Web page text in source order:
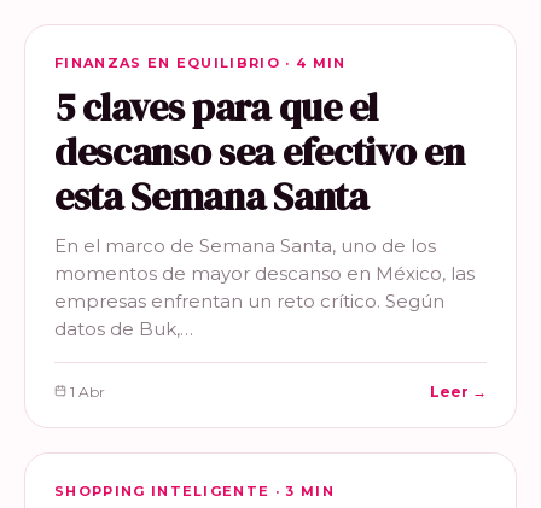
FINANZAS EN EQUILIBRIO
FINANZAS EN EQUILIBRIO · 4 MIN
5 claves para que el
descanso sea efectivo en
esta Semana Santa
En el marco de Semana Santa, uno de los
momentos de mayor descanso en México, las
empresas enfrentan un reto crítico. Según
datos de Buk,…
1 Abr Leer →
SHOPPING INTELIGENTE
SHOPPING INTELIGENTE · 3 MIN